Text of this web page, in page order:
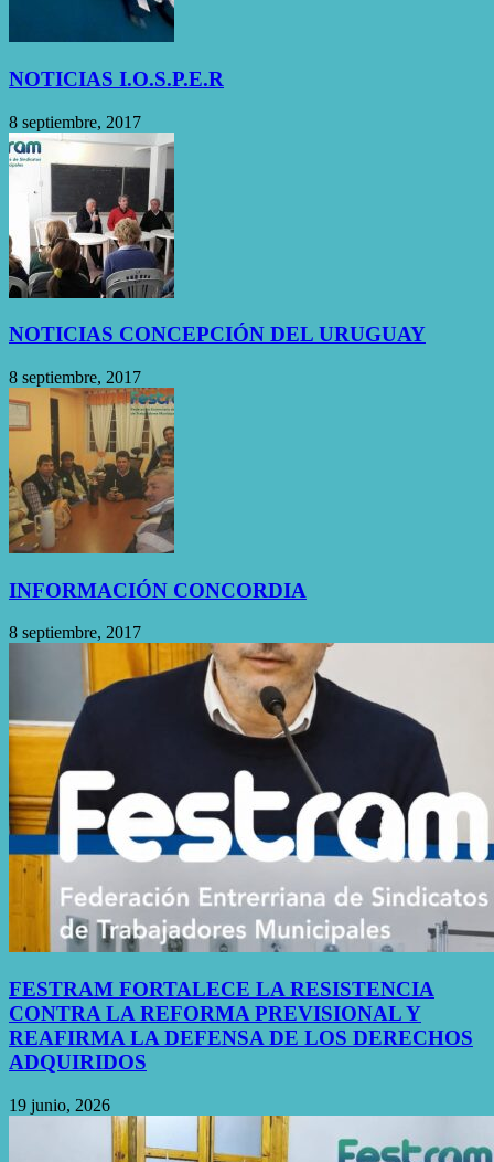
NOTICIAS I.O.S.P.E.R
8 septiembre, 2017
NOTICIAS CONCEPCIÓN DEL URUGUAY
8 septiembre, 2017
INFORMACIÓN CONCORDIA
8 septiembre, 2017
FESTRAM FORTALECE LA RESISTENCIA
CONTRA LA REFORMA PREVISIONAL Y
REAFIRMA LA DEFENSA DE LOS DERECHOS
ADQUIRIDOS
19 junio, 2026